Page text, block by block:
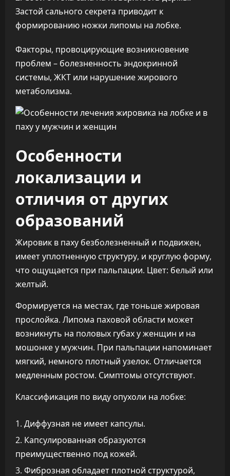
Застой сального секрета приводит к
формированию ножки липомы на лобке.
Факторы, провоцирующие возникновение
проблем – болезненность эндокринной
системы, ЖКТ или нарушение жирового
метаболизма.
Особенности
локализации и
отличия от других
образований
Жировик в паху безболезненный и подвижен,
имеет уплотненную структуру, и круглую форму,
что ощущается при пальпации. Цвет: белый или
желтый.
Формируется на местах, где тоньше жировая
прослойка. Липома паховой области может
возникнуть на половых губах у женщин и на
мошонке у мужчин. При пальпации напоминает
мягкий, немного плотный узелок. Отличается
медленным ростом. Симптомы отсутствуют.
Классификация по виду опухоли на лобке:
Диффузная не имеет капсулы.
Капсулированная образуются
преимущественно под кожей.
Фиброзная обладает плотной структурой,